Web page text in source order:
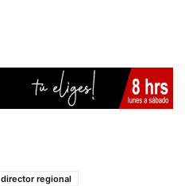
director regional